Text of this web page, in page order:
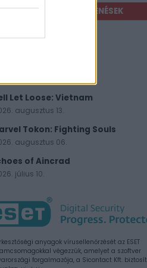
JÁTÉKMEGJELENÉSEK
Let Loose: Vietnam
augusztus 13.
Tokon: Fighting Souls
augusztus 06.
of Aincrad
július 10.
anyagok vírusellenőrzését az ESET
végezzük, amelyet a szoftver
forgalmazója, a Sicontact Kft. biztosít